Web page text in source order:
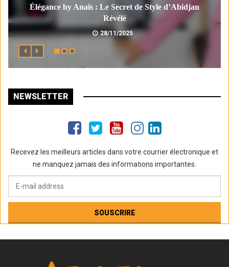
Élégance by Anaïs : Le Secret de Style d’Abidjan
Révélé
28/11/2025
NEWSLETTER
Recevez les meilleurs articles dans votre courrier électronique et
ne manquez jamais des informations importantes.